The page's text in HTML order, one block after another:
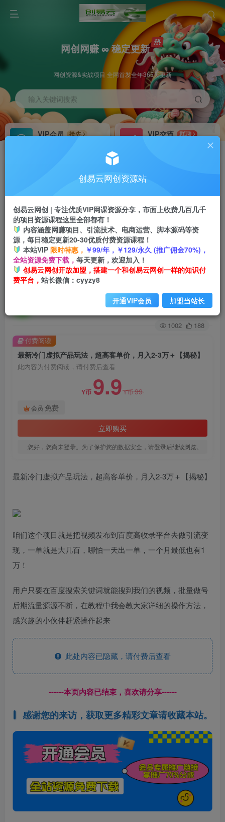
网创网赚 ∞ 稳定更新
网创资源&实战项目 全网首发全年365天更新
输入关键词搜索
VIP会员
抢先
VIP交流
群聊
研究探讨更多创业项目路子。
会员专属推广链接
挂机 项目
脚本卡密
APP下载
GO
首页 创业课程 会员免费 正文
最新冷门虚拟产品玩法，超高客单价，月入2-3万
＋【揭秘】
关注
1002 188
最新冷门虚拟产品玩法，超高客单价，月入2-3万＋【揭秘】
此内容为付费阅读，请付费后查看
Y币 9.9Y币99
会员 免费
立即购买
您好，您尚未登录。为了保护您的数据安全，请登录后继续浏览。
付费阅读
最新冷门虚拟产品玩法，超高客单价，月入2-3万＋【揭秘】
咱们这个项目就是把视频发布到百度高收录平台去做引流变
现，一单就是大几百，哪怕一天出一单，一个月最低也有1
万！
用户只要在百度搜索关键词就能搜到我们的视频，批量做号
后期流量源源不断，在教程中我会教大家详细的操作方法，
感兴趣的小伙伴赶紧操作起来
此处内容已隐藏，请付费后查看
------本页内容已结束，喜欢请分享------
感谢您的来访，获取更多精彩文章请收藏本站。
创易云网创资源站
创易云网创 | 专注优质VIP网课资源分享，市面上收费几百几千
的项目资源课程这里全部都有！
内容涵盖网赚项目、引流技术、电商运营、脚本源码等资
源，每日稳定更新20-30优质付费资源课程！
本站VIP 限时特惠， ￥99/年，￥129/永久 (推广佣金70%)，
全站资源免费下载， 每天更新，欢迎加入！
创易云网创开放加盟，搭建一个和创易云网创一样的知识付
费平台， 站长微信：cyyzy8
开通VIP会员 加盟当站长